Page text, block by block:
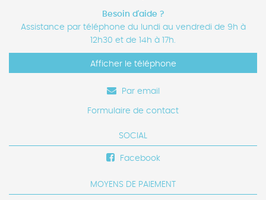
Besoin d'aide ?
Assistance par téléphone du lundi au vendredi de 9h à
12h30 et de 14h à 17h.
Afficher le téléphone
Par email
Formulaire de contact
SOCIAL
Facebook
MOYENS DE PAIEMENT